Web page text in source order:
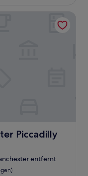
Piccadilly
entfernt